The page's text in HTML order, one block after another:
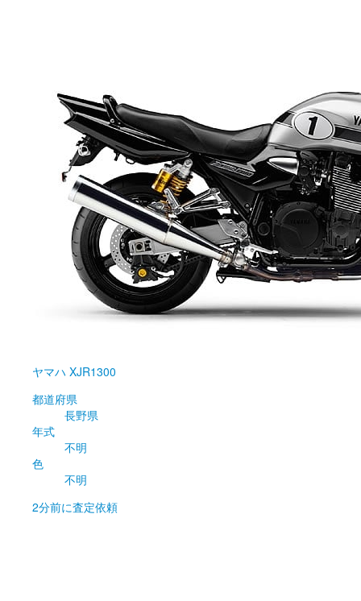
ヤマハ XJR1300
都道府県
長野県
年式
不明
色
不明
2分前に査定依頼